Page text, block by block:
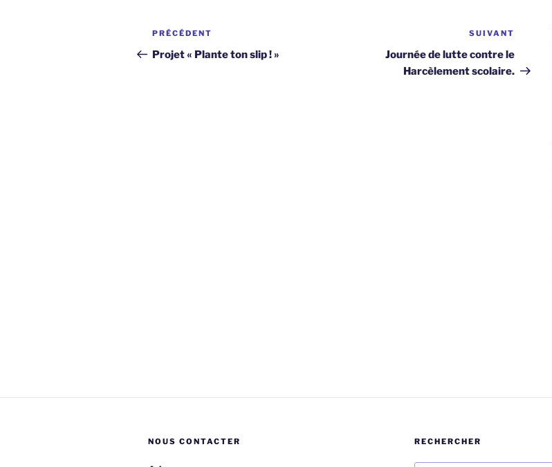
Navigation
de
Article
précédent
PRÉCÉDENT
Projet « Plante ton slip ! »
suivant
SUIVANT
Journée de lutte contre le
Harcèlement scolaire.
NOUS CONTACTER RECHERCHER